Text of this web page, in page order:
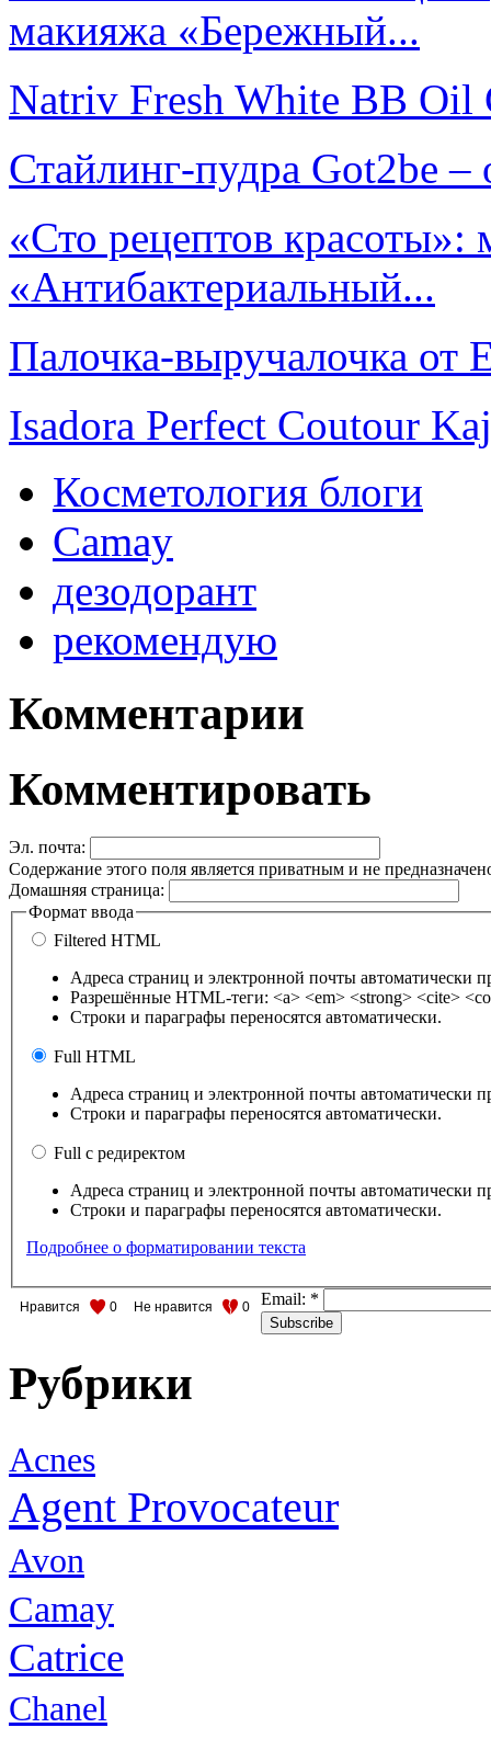
макияжа «Бережный...
Natriv Fresh White BB Oil
Стайлинг-пудра Got2be
«Сто рецептов
«Антибактериальный...
Палочка-выручалочка от
Isadora Perfect Coutour
Косметология блоги
Camay
дезодорант
рекомендую
Комментарии
Комментировать
Эл. почта:
Содержание этого поля является приватным и не
Домашняя страница:
Формат ввода
Filtered HTML
Адреса страниц и электронной почты автоматически
Разрешённые HTML-теги: <a> <em> <strong> <cite>
Строки и параграфы переносятся автоматически.
Full HTML
Адреса страниц и электронной почты автоматически
Строки и параграфы переносятся автоматически.
Full с редиректом
Адреса страниц и электронной почты автоматически
Строки и параграфы переносятся автоматически.
Подробнее о форматировании текста
Нравится 0 Не нравится 0 Email: *
Рубрики
Acnes
Agent Provocateur
Avon
Camay
Catrice
Chanel